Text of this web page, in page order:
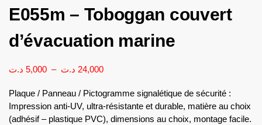
E055m – Toboggan couvert
d’évacuation marine
5,000 د.ت – 24,000 د.ت
Plaque / Panneau / Pictogramme signalétique de sécurité :
Impression anti-UV, ultra-résistante et durable, matière au choix
(adhésif – plastique PVC), dimensions au choix, montage facile.